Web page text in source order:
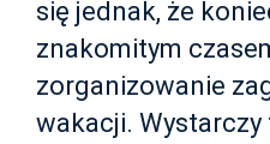
się jednak, że
znakomitym
zorganizowanie
wakacji.